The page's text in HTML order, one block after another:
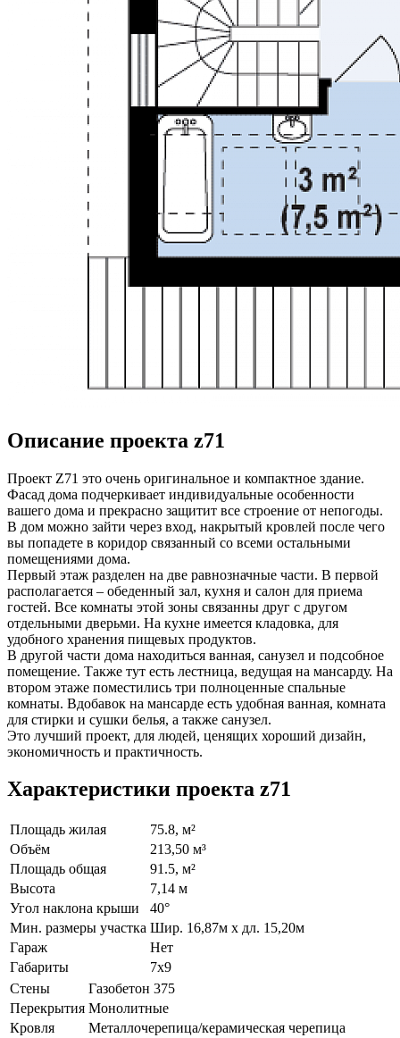
Описание проекта z71
Проект Z71 это очень оригинальное и компактное здание.
Фасад дома подчеркивает индивидуальные особенности
вашего дома и прекрасно защитит все строение от непогоды.
В дом можно зайти через вход, накрытый кровлей после чего
вы попадете в коридор связанный со всеми остальными
помещениями дома.
Первый этаж разделен на две равнозначные части. В первой
располагается – обеденный зал, кухня и салон для приема
гостей. Все комнаты этой зоны связанны друг с другом
отдельными дверьми. На кухне имеется кладовка, для
удобного хранения пищевых продуктов.
В другой части дома находиться ванная, санузел и подсобное
помещение. Также тут есть лестница, ведущая на мансарду. На
втором этаже поместились три полноценные спальные
комнаты. Вдобавок на мансарде есть удобная ванная, комната
для стирки и сушки белья, а также санузел.
Это лучший проект, для людей, ценящих хороший дизайн,
экономичность и практичность.
Характеристики проекта z71
Площадь жилая
75.8, м²
Объём
213,50 м³
Площадь общая
91.5, м²
Высота
7,14 м
Угол наклона крыши
40°
Мин. размеры участка Шир. 16,87м x дл. 15,20м
Гараж
Нет
Габариты
7х9
Стены
Газобетон 375
Перекрытия Монолитные
Кровля
Металлочерепица/керамическая черепица